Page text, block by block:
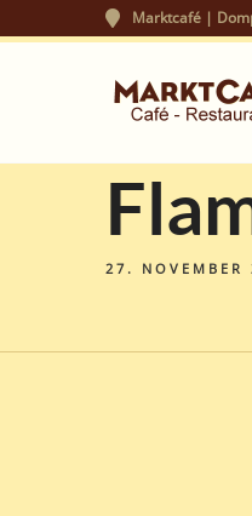
Marktcafé |
27. NOVEMBER